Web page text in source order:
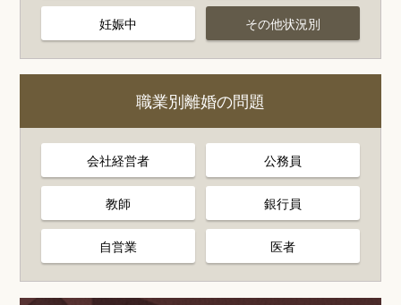
妊娠中 その他状況別
職業別離婚の問題
会社経営者 公務員
教師 銀行員
自営業 医者